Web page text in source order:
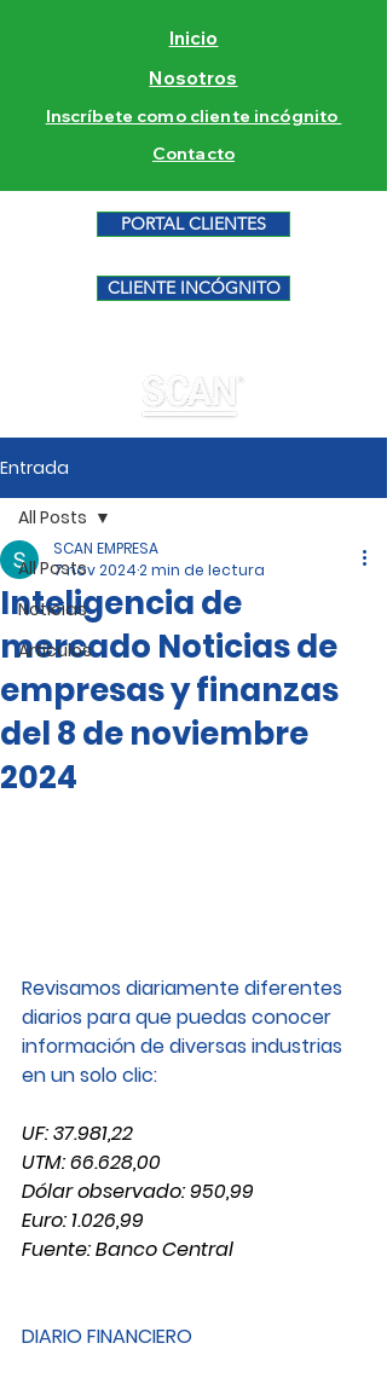
Inicio
Nosotros
Inscríbete como cliente incógnito
Contacto
PORTAL CLIENTES
CLIENTE INCÓGNITO
Entrada
All Posts
Noticias
Artículos
All Posts
Inteligencia de
mercado Noticias de
empresas y finanzas
del 8 de noviembre
2024
SCAN EMPRESA
7 nov 20242 min de lectura
Revisamos diariamente diferentes
diarios para que puedas conocer
información de diversas industrias
en un solo clic:
UF: 37.981,22
UTM: 66.628,00
Dólar observado: 950,99
Euro: 1.026,99
Fuente: Banco Central
DIARIO FINANCIERO